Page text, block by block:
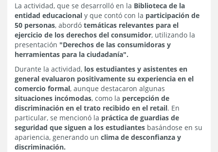
La actividad, que se desarrolló en la Biblioteca de la
entidad educacional y que contó con la participación de
50 personas, abordó temáticas relevantes para el
ejercicio de los derechos del consumidor, utilizando la
presentación "Derechos de las consumidoras y
herramientas para la ciudadanía".
Durante la actividad, los estudiantes y asistentes en
general evaluaron positivamente su experiencia en el
comercio formal, aunque destacaron algunas
situaciones incómodas, como la percepción de
discriminación en el trato recibido en el retail. En
particular, se mencionó la práctica de guardias de
seguridad que siguen a los estudiantes basándose en su
apariencia, generando un clima de desconfianza y
discriminación.